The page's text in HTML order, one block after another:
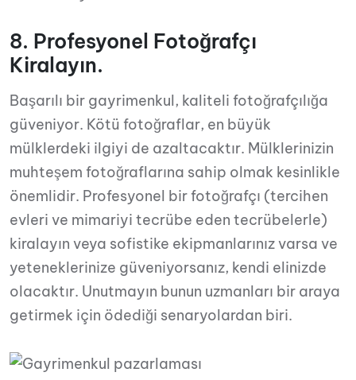
8. Profesyonel Fotoğrafçı
Kiralayın.
Başarılı bir gayrimenkul, kaliteli fotoğrafçılığa
güveniyor. Kötü fotoğraflar, en büyük
mülklerdeki ilgiyi de azaltacaktır. Mülklerinizin
muhteşem fotoğraflarına sahip olmak kesinlikle
önemlidir. Profesyonel bir fotoğrafçı (tercihen
evleri ve mimariyi tecrübe eden tecrübelerle)
kiralayın veya sofistike ekipmanlarınız varsa ve
yeteneklerinize güveniyorsanız, kendi elinizde
olacaktır. Unutmayın bunun uzmanları bir araya
getirmek için ödediği senaryolardan biri.